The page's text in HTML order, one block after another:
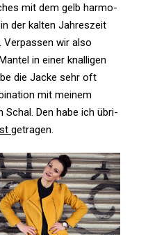
mit dem gelb har­mo­
der kalten Jah­res­zeit
Ver­passen wir also
in einer knal­ligen
die Jacke sehr oft
mit meinem
Schal. Den habe ich übri­
getragen.